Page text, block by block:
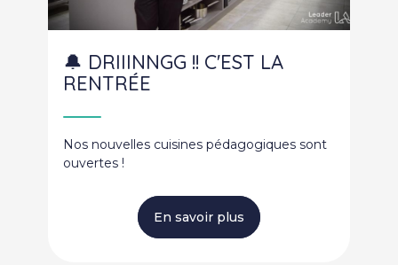
🔔 DRIIINNGG !! C'EST LA
RENTRÉE
Nos nouvelles cuisines pédagogiques sont
ouvertes !
En savoir plus